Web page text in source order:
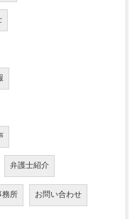
弁護士紹介
務所 お問い合わせ